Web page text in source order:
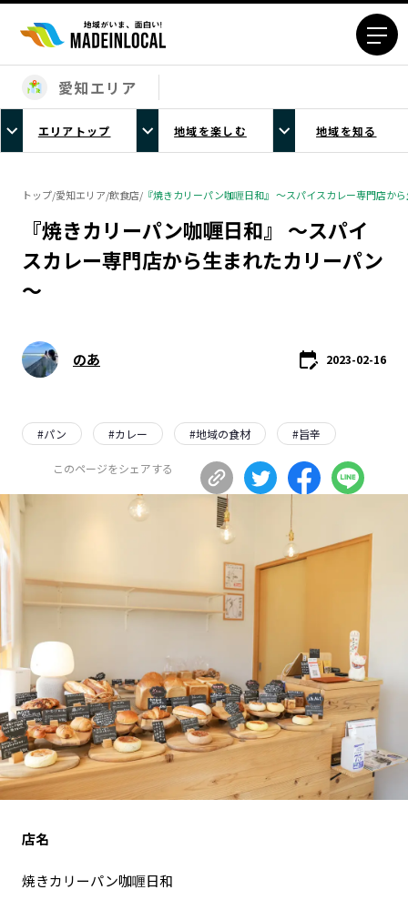
エリアから探す
北海道エリア
青森エリア
秋田エリア
山形エリア
福島エリア
茨城エリア
栃木エリア
群馬エリア
埼玉エリア
神奈川エリア
富山エリア
長野エリア
岐阜エリア
愛知エリア
滋賀エリア
大阪市エリア
堺・泉州エリア
兵庫エリア
奈良エリア
和歌山エリア
岡山エリア
広島エリア
山口エリア
徳島エリア
香川エリア
愛媛エリア
高知エリア
福岡エリア
佐賀エリア
長崎エリア
熊本エリア
大分エリア
愛知エリア
エリアトップ 地域を楽しむ 地域を知る
トップ/愛知エリア/飲食店/ 『焼きカリーパン咖喱日和』 ～スパイスカレー専門店か
『焼きカリーパン咖喱日和』 ～スパイ
スカレー専門店から生まれたカリーパン
～
のあ 2023-02-16
#パン #カレー #地域の食材 #旨辛
このページをシェアする
店名
焼きカリーパン咖喱日和